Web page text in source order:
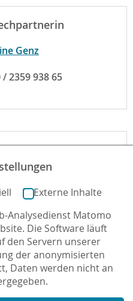
Genz
/ 2359 938 65
De Abrew
Externe Inhalte
Analysedienst Matomo
Die Software läuft
den Servern unserer
der anonymisierten
Daten werden nicht an